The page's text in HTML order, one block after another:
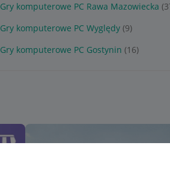
Gry komputerowe PC Rawa Mazowiecka
Gry komputerowe PC Wyględy (9)
Gry komputerowe PC Gostynin (16)